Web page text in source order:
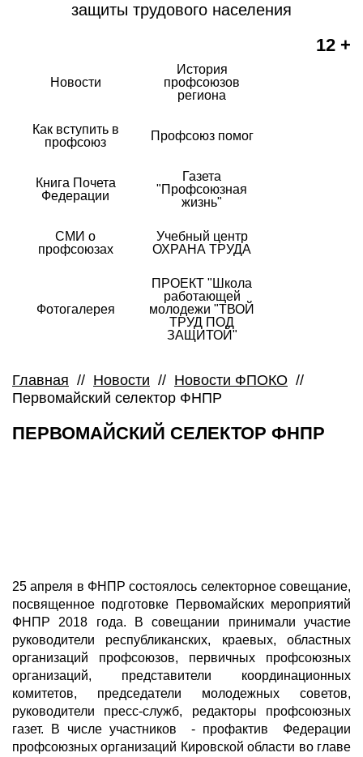
защиты трудового населения
12 +
Новости
История
профсоюзов
региона
Как вступить в
профсоюз
Профсоюз помог
Книга Почета
Федерации
Газета
"Профсоюзная
жизнь"
СМИ о
профсоюзах
Учебный центр
ОХРАНА ТРУДА
Фотогалерея
ПРОЕКТ "Школа
работающей
молодежи "ТВОЙ
ТРУД ПОД
ЗАЩИТОЙ"
Главная // Новости // Новости ФПОКО //
Первомайский селектор ФНПР
ПЕРВОМАЙСКИЙ СЕЛЕКТОР ФНПР
25 апреля в ФНПР состоялось селекторное совещание,
посвященное подготовке Первомайских мероприятий
ФНПР 2018 года. В совещании принимали участие
руководители республиканских, краевых, областных
организаций профсоюзов, первичных профсоюзных
организаций, представители координационных
комитетов, председатели молодежных советов,
руководители пресс-служб, редакторы профсоюзных
газет. В числе участников - профактив Федерации
профсоюзных организаций Кировской области во главе